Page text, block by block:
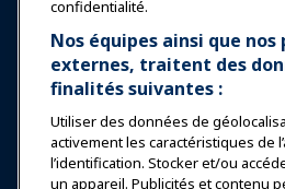
Plaidoyer
Recherche & Rapports
À propos de IAAPA
confidentialité.
Nos équipes ainsi que
externes, traitent des
finalités suivantes :
Utiliser des données de
activement les caractéristiques de
l’identification. Stocker et/ou
un appareil. Publicités et contenu